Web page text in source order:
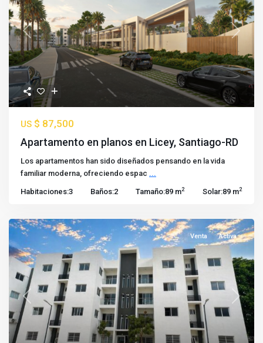
Previous Next
US $ 87,500
Apartamento en planos en Licey, Santiago-RD
Los apartamentos han sido diseñados pensando en la vida
familiar moderna, ofreciendo espac ...
Habitaciones:3 Baños:2 Tamaño:89 m2 Solar:89 m2
Previous Next
Venta Activa